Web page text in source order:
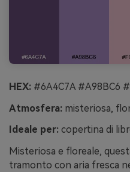
HEX: #6A4C7A #A98BC6
Atmosfera: misteriosa,
Ideale per: copertina di
Misteriosa e floreale,
tramonto con aria fresca